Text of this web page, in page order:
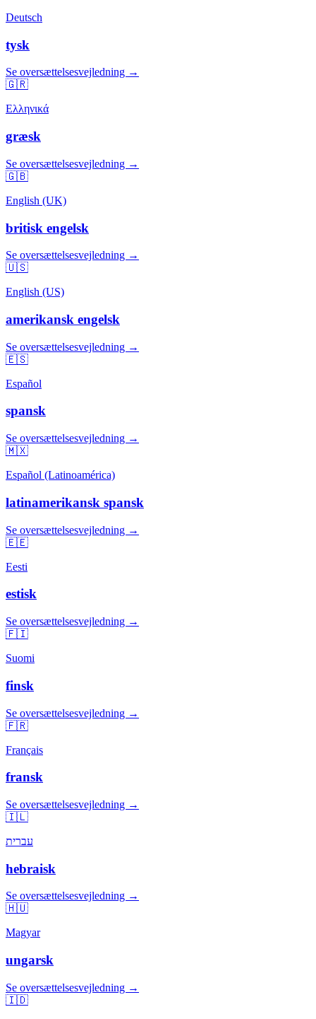
Deutsch
tysk
Se oversættelsesvejledning →
🇬🇷
Ελληνικά
græsk
Se oversættelsesvejledning →
🇬🇧
English (UK)
britisk engelsk
Se oversættelsesvejledning →
🇺🇸
English (US)
amerikansk engelsk
Se oversættelsesvejledning →
🇪🇸
Español
spansk
Se oversættelsesvejledning →
🇲🇽
Español (Latinoamérica)
latinamerikansk spansk
Se oversættelsesvejledning →
🇪🇪
Eesti
estisk
Se oversættelsesvejledning →
🇫🇮
Suomi
finsk
Se oversættelsesvejledning →
🇫🇷
Français
fransk
Se oversættelsesvejledning →
🇮🇱
עברית
hebraisk
Se oversættelsesvejledning →
🇭🇺
Magyar
ungarsk
Se oversættelsesvejledning →
🇮🇩